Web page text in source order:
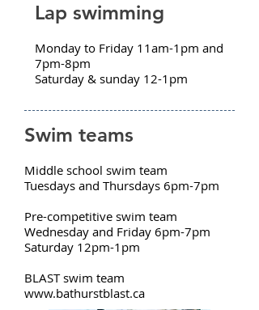
Lap swimming
Monday to Friday 11am-1pm and
7pm-8pm
Saturday & sunday 12-1pm
Swim teams
Middle school swim team
Tuesdays and Thursdays 6pm-7pm
Pre-competitive swim team
Wednesday and Friday 6pm-7pm
Saturday 12pm-1pm
BLAST swim team
www.bathurstblast.ca